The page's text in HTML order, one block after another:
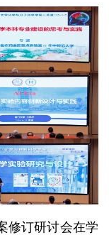
修订研讨会在学